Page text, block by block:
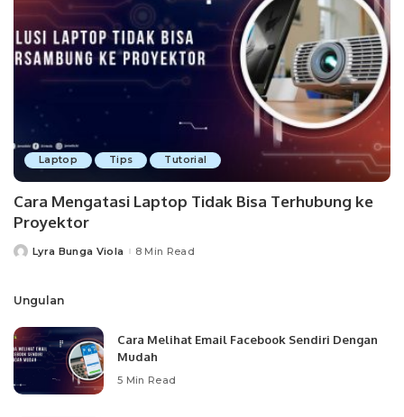
Laptop Tips Tutorial
Cara Mengatasi Laptop Tidak Bisa Terhubung ke
Proyektor
PostedLyra Bunga Viola 8 Min Read
Ungulan
Cara Melihat Email Facebook Sendiri Dengan
Mudah
5 Min Read